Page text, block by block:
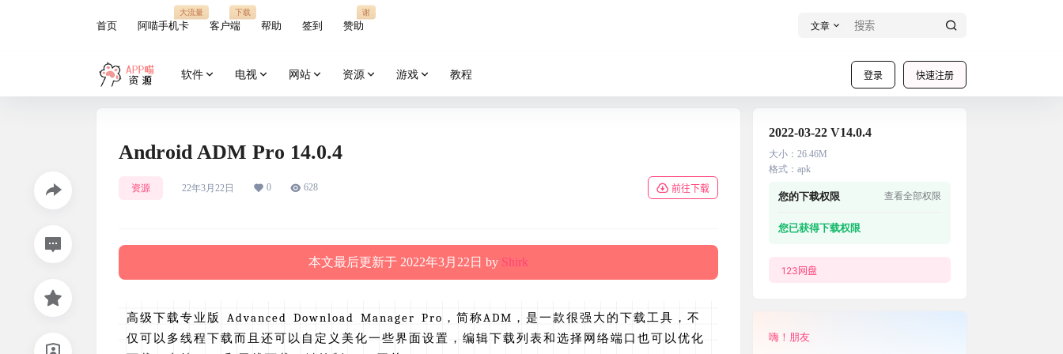
首页 阿喵手机卡
大流量
客户端
下载
帮助 签到 赞助
谢
文章
登录 快速注册
软件 电视 网站 资源 游戏 教程
Android ADM Pro 14.0.4
资源 22年3月22日 0 628 前往下载
本文最后更新于 2022年3月22日 by Shirk
高级下载专业版 Advanced Download Manager Pro，简称ADM，是一款很强大的下载工具，不
仅可以多线程下载而且还可以自定义美化一些界面设置，编辑下载列表和选择网络端口也可以优化
2022-03-22 V14.0.4
大小 ： 26.46M
格式 ： apk
您的下载权限 查看全部权限
您已获得下载权限
123网盘
嗨！朋友